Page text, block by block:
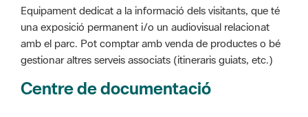
Equipament dedicat a la informació dels visitants, que té
una exposició permanent i/o un audiovisual relacionat
amb el parc. Pot comptar amb venda de productes o bé
gestionar altres serveis associats (itineraris guiats, etc.)
Centre de documentació